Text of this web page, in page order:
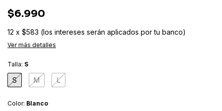
$6.990
12 x $583 (los intereses serán aplicados por tu banco)
Ver más detalles
Talla: S
S M L
Color: Blanco